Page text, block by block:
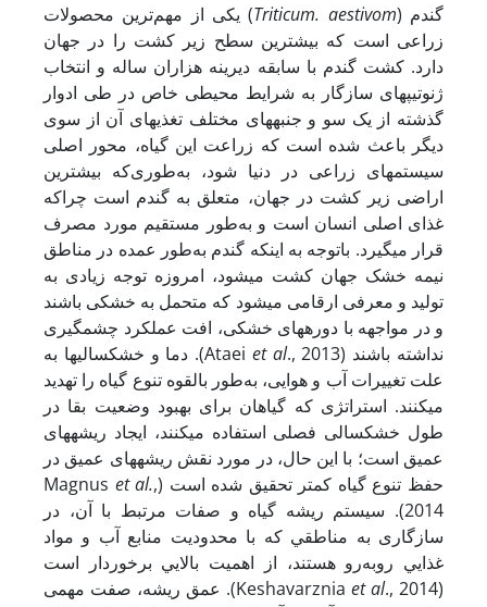
گندم (Triticum. aestivom) یکی از مهم‌ترین محصولات
زراعی است که بیشترین سطح زیر کشت را در جهان
دارد. کشت گندم با سابقه دیرینه هزاران ساله و انتخاب
ژنوتیپ­های سازگار به شرایط محیطی خاص در طی ادوار
گذشته از یک سو و جنبه­های مختلف تغذیه­ای آن از سوی
دیگر باعث شده است که زراعت این گیاه، محور اصلی
سیستم­های زراعی در دنیا شود، به‌طوری‌که بیشترین
اراضی زیر کشت در جهان، متعلق به گندم است چراکه
غذای اصلی انسان است و به‌طور مستقیم مورد مصرف
قرار می­گیرد. باتوجه به اینکه گندم به‌طور عمده در مناطق
نیمه خشک جهان کشت می­شود، امروزه توجه زیادی به
تولید و معرفی ارقامی می­شود که متحمل به خشکی باشند
و در مواجهه با دوره­های خشکی، افت عملکرد چشمگیری
نداشته باشند (Ataei
et al
., 2013). دما و خشکسالی­ها به
علت تغییرات آب و هوایی، به‌طور بالقوه تنوع گیاه را تهدید
می­کنند. استراتژی که گیاهان برای بهبود وضعیت بقا در
طول خشکسالی فصلی استفاده می­کنند، ایجاد ریشه­های
عمیق است؛ با این حال، در مورد نقش ریشه­های عمیق در
حفظ تنوع گیاه کمتر تحقیق شده است (Magnus et al.,
2014). ﺳﻴﺴﺘﻢ رﻳﺸﻪ ﮔﻴﺎه و ﺻﻔﺎت ﻣﺮﺗﺒﻂ ﺑﺎ آن، در
ﺳﺎزﮔﺎری ﺑﻪ ﻣﻨﺎﻃﻘﻲ ﻛﻪ با ﻣﺤﺪودﻳﺖ ﻣﻨﺎﺑﻊ آب و ﻣﻮاد
ﻏﺬاﻳﻲ روبه‌رو هستند، از اﻫﻤﻴﺖ ﺑﺎﻻﻳﻲ ﺑﺮﺧﻮردار اﺳﺖ
(Keshavarznia
et al
., 2014). عمق ریشه، صفت مهمی